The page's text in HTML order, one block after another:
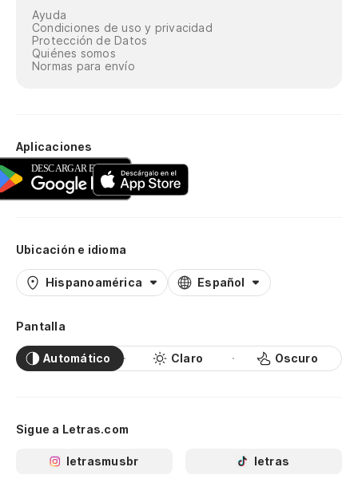
Ayuda
Condiciones de uso y privacidad
Protección de Datos
Quiénes somos
Normas para envío
Aplicaciones
Ubicación e idioma
Hispanoamérica Español
Pantalla
Automático Claro Oscuro
Sigue a Letras.com
letrasmusbr letras